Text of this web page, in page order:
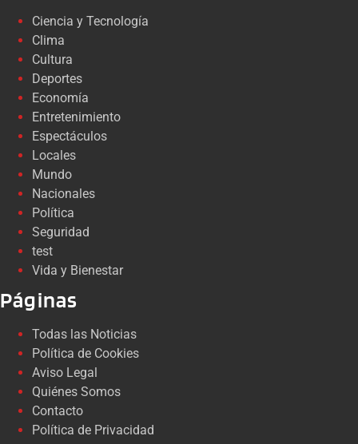
Ciencia y Tecnología
Clima
Cultura
Deportes
Economía
Entretenimiento
Espectáculos
Locales
Mundo
Nacionales
Política
Seguridad
test
Vida y Bienestar
Páginas
Todas las Noticias
Política de Cookies
Aviso Legal
Quiénes Somos
Contacto
Política de Privacidad